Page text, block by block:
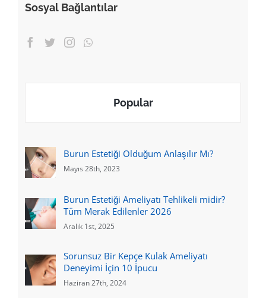
Sosyal Bağlantılar
Popular
Burun Estetiği Olduğum Anlaşılır Mı?
Mayıs 28th, 2023
Burun Estetiği Ameliyatı Tehlikeli midir?
Tüm Merak Edilenler 2026
Aralık 1st, 2025
Sorunsuz Bir Kepçe Kulak Ameliyatı
Deneyimi İçin 10 İpucu
Haziran 27th, 2024